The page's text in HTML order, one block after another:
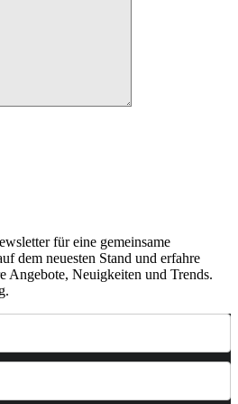
für eine gemeinsame
dem neuesten Stand und erfahre
Angebote, Neuigkeiten und Trends.